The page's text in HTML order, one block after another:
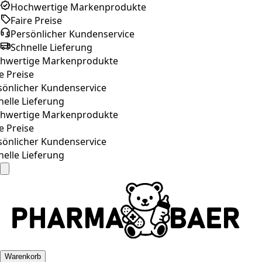
Hochwertige Markenprodukte
Faire Preise
Persönlicher Kundenservice
Schnelle Lieferung
Markenprodukte
Kundenservice
Lieferung
Markenprodukte
Kundenservice
Lieferung
Warenkorb